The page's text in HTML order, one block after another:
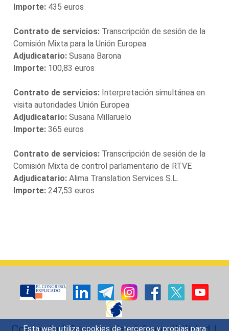
Esta web utiliza cookies de terceros y propias para
Importe: 435 euros
Contrato de servicios: Transcripción de sesión de la
Comisión Mixta para la Unión Europea
Adjudicatario: Susana Barona
Importe: 100,83 euros
Contrato de servicios: Interpretación simultánea en
visita autoridades Unión Europea
Adjudicatario: Susana Millaruelo
Importe: 365 euros
Contrato de servicios: Transcripción de sesión de la
Comisión Mixta de control parlamentario de RTVE
Adjudicatario: Alima Translation Services S.L.
Importe: 247,53 euros